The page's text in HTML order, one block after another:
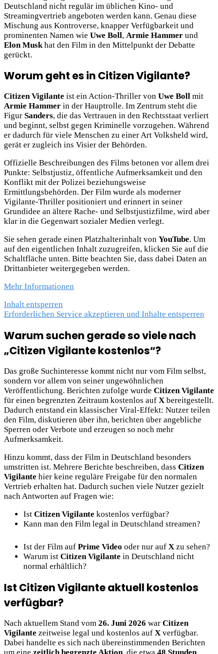
Deutschland nicht regulär im üblichen Kino- und
Streamingvertrieb angeboten werden kann. Genau diese
Mischung aus Kontroverse, knapper Verfügbarkeit und
prominenten Namen wie Uwe Boll, Armie Hammer und
Elon Musk hat den Film in den Mittelpunkt der Debatte
gerückt.
Worum geht es in Citizen Vigilante?
Citizen Vigilante ist ein Action-Thriller von Uwe Boll mit
Armie Hammer in der Hauptrolle. Im Zentrum steht die
Figur Sanders, die das Vertrauen in den Rechtsstaat verliert
und beginnt, selbst gegen Kriminelle vorzugehen. Während
er dadurch für viele Menschen zu einer Art Volksheld wird,
gerät er zugleich ins Visier der Behörden.
Offizielle Beschreibungen des Films betonen vor allem drei
Punkte: Selbstjustiz, öffentliche Aufmerksamkeit und den
Konflikt mit der Polizei beziehungsweise
Ermittlungsbehörden. Der Film wurde als moderner
Vigilante-Thriller positioniert und erinnert in seiner
Grundidee an ältere Rache- und Selbstjustizfilme, wird aber
klar in die Gegenwart sozialer Medien verlegt.
Sie sehen gerade einen Platzhalterinhalt von YouTube. Um
auf den eigentlichen Inhalt zuzugreifen, klicken Sie auf die
Schaltfläche unten. Bitte beachten Sie, dass dabei Daten an
Drittanbieter weitergegeben werden.
Mehr Informationen
Inhalt entsperren
Erforderlichen Service akzeptieren und Inhalte entsperren
Warum suchen gerade so viele nach
„Citizen Vigilante kostenlos“?
Das große Suchinteresse kommt nicht nur vom Film selbst,
sondern vor allem von seiner ungewöhnlichen
Veröffentlichung. Berichten zufolge wurde Citizen Vigilante
für einen begrenzten Zeitraum kostenlos auf X bereitgestellt.
Dadurch entstand ein klassischer Viral-Effekt: Nutzer teilen
den Film, diskutieren über ihn, berichten über angebliche
Sperren oder Verbote und erzeugen so noch mehr
Aufmerksamkeit.
Hinzu kommt, dass der Film in Deutschland besonders
umstritten ist. Mehrere Berichte beschreiben, dass Citizen
Vigilante hier keine reguläre Freigabe für den normalen
Vertrieb erhalten hat. Dadurch suchen viele Nutzer gezielt
nach Antworten auf Fragen wie:
Ist Citizen Vigilante kostenlos verfügbar?
Kann man den Film legal in Deutschland streamen?
Ist der Film auf Prime Video oder nur auf X zu sehen?
Warum ist Citizen Vigilante in Deutschland nicht
normal erhältlich?
Ist Citizen Vigilante aktuell kostenlos
verfügbar?
Nach aktuellem Stand vom 26. Juni 2026 war Citizen
Vigilante zeitweise legal und kostenlos auf X verfügbar.
Dabei handelte es sich nach übereinstimmenden Berichten